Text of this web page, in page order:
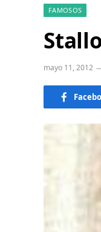
FAMOSOS
mayo 11, 2012